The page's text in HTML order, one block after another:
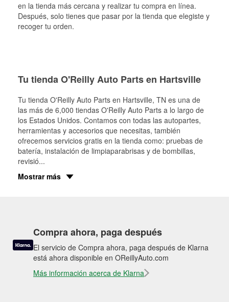
en la tienda más cercana y realizar tu compra en línea.
Después, solo tienes que pasar por la tienda que elegiste y
recoger tu orden.
Tu tienda O'Reilly Auto Parts en Hartsville
Tu tienda O'Reilly Auto Parts en Hartsville, TN es una de
las más de 6,000 tiendas O'Reilly Auto Parts a lo largo de
los Estados Unidos. Contamos con todas las autopartes,
herramientas y accesorios que necesitas, también
ofrecemos servicios gratis en la tienda como: pruebas de
batería, instalación de limpiaparabrisas y de bombillas,
revisió...
Mostrar más
Compra ahora, paga después
El servicio de Compra ahora, paga después de Klarna
está ahora disponible en OReillyAuto.com
Más información acerca de Klarna